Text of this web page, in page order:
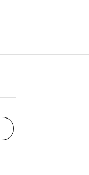
hvit/hvitbeiset eik